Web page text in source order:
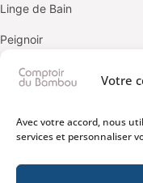
Votre
Avec votre accord, nous
services et personnaliser
Linge de Bain
Peignoir
Linge de Lit
Couettes & Oreillers
Petit Bambou